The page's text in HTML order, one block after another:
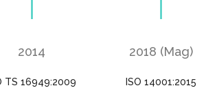
2014
TS 16949:2009
2018 (Mag)
ISO 14001:2015